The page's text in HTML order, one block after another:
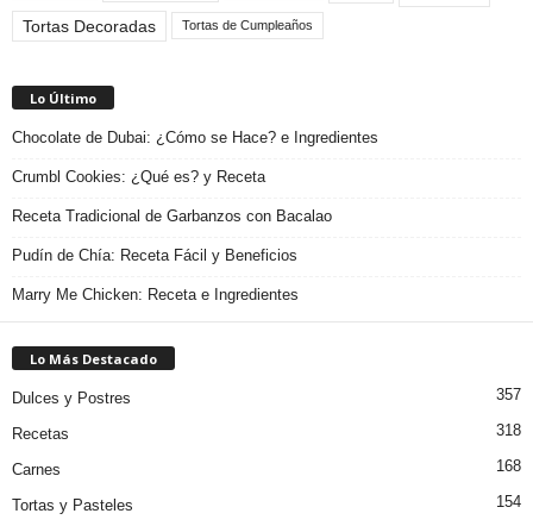
Tortas Decoradas Tortas de Cumpleaños
Lo Último
Chocolate de Dubai: ¿Cómo se Hace? e Ingredientes
Crumbl Cookies: ¿Qué es? y Receta
Receta Tradicional de Garbanzos con Bacalao
Pudín de Chía: Receta Fácil y Beneficios
Marry Me Chicken: Receta e Ingredientes
Lo Más Destacado
Dulces y Postres 357
Recetas 318
Carnes 168
Tortas y Pasteles 154